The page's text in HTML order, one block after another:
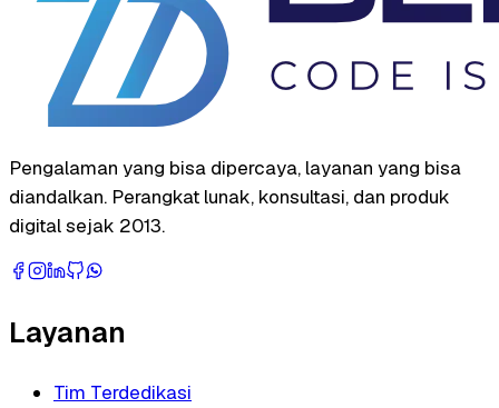
Pengalaman yang bisa dipercaya, layanan yang bisa
diandalkan. Perangkat lunak, konsultasi, dan produk
digital sejak 2013.
Layanan
Tim Terdedikasi